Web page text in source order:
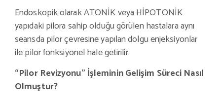
Endoskopik olarak ATONİK veya HİPOTONİK
yapıdaki pilora sahip olduğu görülen hastalara aynı
seansda pilor çevresine yapılan dolgu enjeksiyonlar
ile pilor fonksiyonel hale getirilir.
“Pilor Revizyonu” İşleminin Gelişim Süreci Nasıl
Olmuştur?